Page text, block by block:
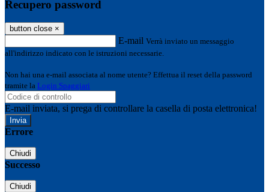
Recupero password
button close ×
E-mail Verrà inviato un messaggio
all'indirizzo indicato con le istruzioni necessarie.
Non hai una e-mail associata al nome utente? Effettua il reset della password
tramite la Login Spaggiari
E-mail inviata, si prega di controllare la casella di posta elettronica!
Errore
Chiudi
Successo
Chiudi